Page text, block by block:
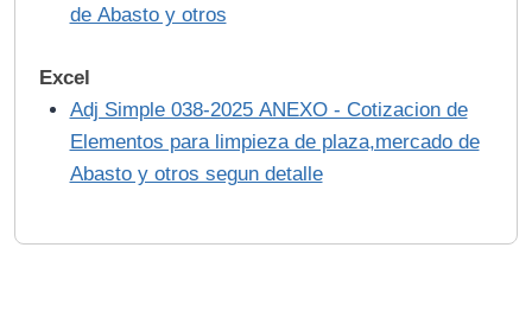
de Abasto y otros
Excel
Adj Simple 038-2025 ANEXO - Cotizacion de
Elementos para limpieza de plaza,mercado de
Abasto y otros segun detalle